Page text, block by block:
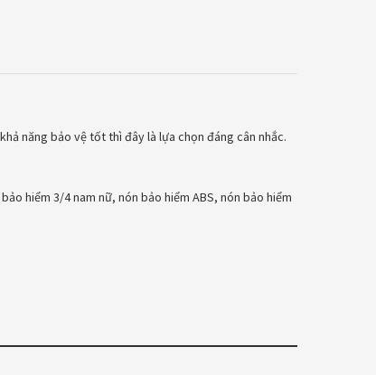
năng bảo vệ tốt thì đây là lựa chọn đáng cân nhắc.
hiểm 3/4 nam nữ, nón bảo hiểm ABS, nón bảo hiểm